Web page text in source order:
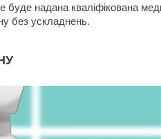
надана кваліфікована
без ускладнень.